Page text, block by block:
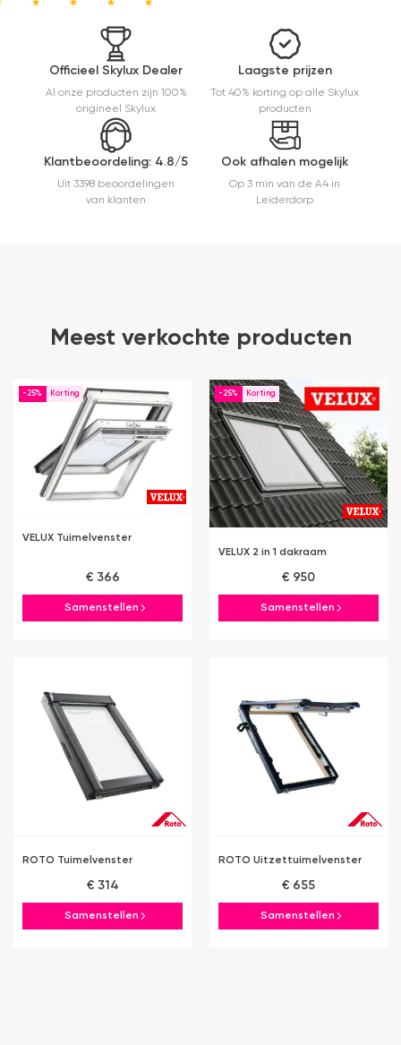
mooie
afwerking
en
eenvoudig
te
monteren.
Een prima
ervaring.
Officieel Skylux Dealer
Al onze producten zijn 100%
origineel Skylux
Laagste prijzen
Tot 40% korting op alle Skylux
producten
Klantbeoordeling: 4.8/5
Uit 3398 beoordelingen
van klanten
Ook afhalen mogelijk
Op 3 min van de A4 in
Leiderdorp
Meest verkochte producten
-25%
VELUX Tuimelvenster
€ 366
Samenstellen
-25%
VELUX 2 in 1 dakraam
€ 950
Samenstellen
ROTO Tuimelvenster
€ 314
Samenstellen
ROTO Uitzettuimelvenster
€ 655
Samenstellen